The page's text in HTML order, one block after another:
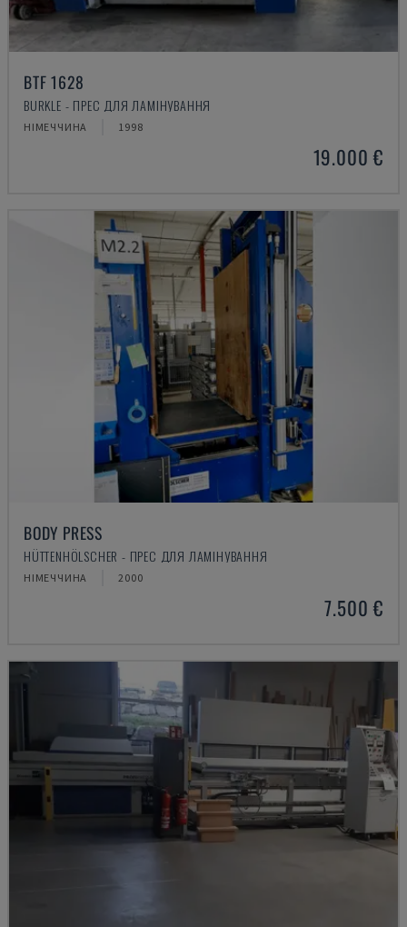
BTF 1628
BURKLE - ПРЕС ДЛЯ ЛАМІНУВАННЯ
НІМЕЧЧИНА 1998
19.000 €
BODY PRESS
HÜTTENHÖLSCHER - ПРЕС ДЛЯ ЛАМІНУВАННЯ
НІМЕЧЧИНА 2000
7.500 €